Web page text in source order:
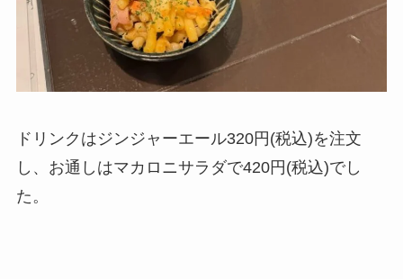
ドリンクはジンジャーエール320円(税込)を注文
し、お通しはマカロニサラダで420円(税込)でし
た。